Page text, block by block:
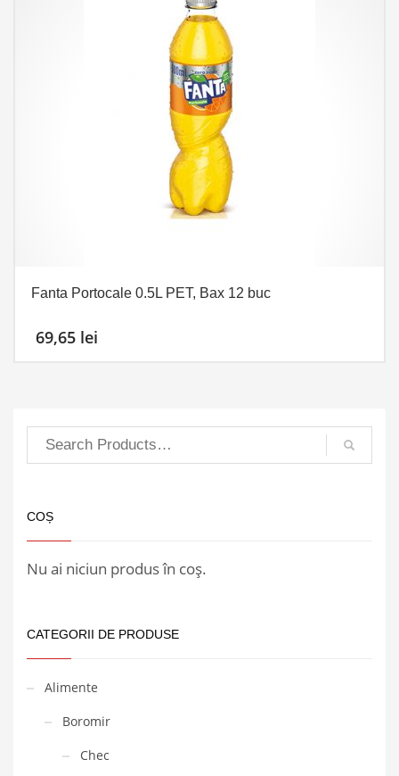
Fanta Portocale 0.5L PET, Bax 12 buc
69,65 lei
COȘ
Nu ai niciun produs în coș.
CATEGORII DE PRODUSE
Alimente
Boromir
Chec